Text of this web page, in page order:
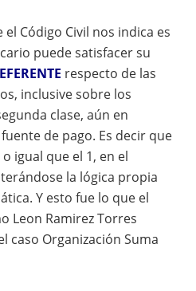
Código Civil nos indica es
puede satisfacer su
respecto de las
inclusive sobre los
clase, aún en
de pago. Es decir que
igual que el 1, en el
la lógica propia
Y esto fue lo que el
Leon Ramirez Torres
caso Organización Suma